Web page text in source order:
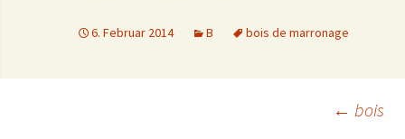
6. Februar 2014 B bois de marronage
← bois